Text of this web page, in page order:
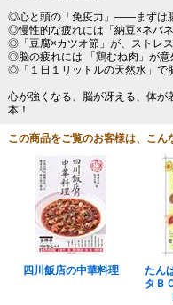
◎心と頭の「免疫力」――まずは
◎慢性的な疲れには「納豆×ネバ
◎「豆腐×カツオ節」が、ストレ
◎脳の疲れには 「鶏むね肉」が意
◎「１日１リットルの天然水」で
心が強くなる、脳が冴える、体
本！
この商品をご覧のお客様は、こん
四川飯店の中華料理
たん
タＢ